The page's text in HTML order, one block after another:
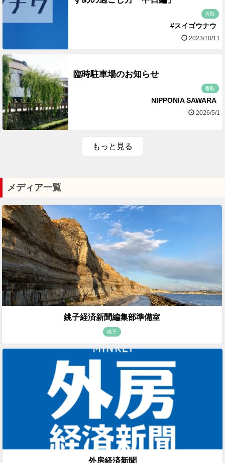
香取
#スイゴウナウ
2023/10/11
臨時駐車場のお知らせ
香取
NIPPONIA SAWARA
2026/5/1
もっと見る
メディア一覧
銚子経済新聞編集部準備室
銚子
外房経済新聞